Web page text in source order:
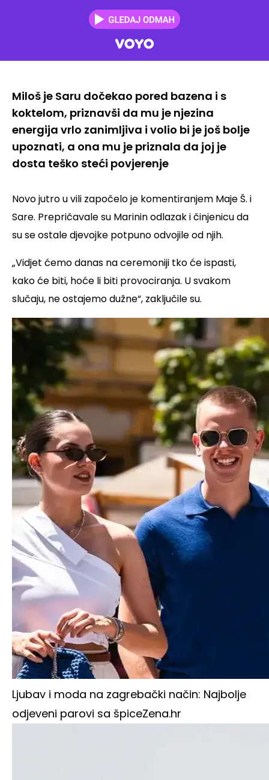
Miloš je Saru dočekao pored bazena i s
koktelom, priznavši da mu je njezina
energija vrlo zanimljiva i volio bi je još bolje
upoznati, a ona mu je priznala da joj je
dosta teško steći povjerenje
Novo jutro u vili započelo je komentiranjem Maje Š. i
Sare. Prepričavale su Marinin odlazak i činjenicu da
su se ostale djevojke potpuno odvojile od njih.
„Vidjet ćemo danas na ceremoniji tko će ispasti,
kako će biti, hoće li biti provociranja. U svakom
slučaju, ne ostajemo dužne“, zaključile su.
Ljubav i moda na zagrebački način: Najbolje
odjeveni parovi sa špiceZena.hr